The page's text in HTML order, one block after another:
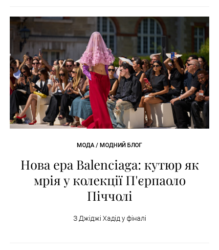
МОДА / МОДНИЙ БЛОГ
Нова ера Balenciaga: кутюр як
мрія у колекції П'єрпаоло
Піччолі
З Джіджі Хадід у фіналі